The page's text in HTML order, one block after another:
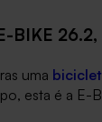
BIKE
uma
esta é a E-